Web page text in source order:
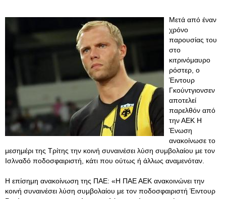
Μετά από έναν
χρόνο
παρουσίας του
στο
κιτρινόμαυρο
ρόστερ, ο
Έιντουρ
Γκούντγιονσεν
αποτελεί
παρελθόν από
την ΑΕΚ Η
Ένωση
ανακοίνωσε το
μεσημέρι της Τρίτης την κοινή συναινέσει λύση συμβολαίου με τον
Ισλναδό ποδοσφαιριστή, κάτι που ούτως ή άλλως αναμενόταν.
Η επίσημη ανακοίνωση της ΠΑΕ: «Η ΠΑΕ ΑΕΚ ανακοινώνει την
κοινή συναινέσει λύση συμβολαίου με τον ποδοσφαιριστή Έιντουρ